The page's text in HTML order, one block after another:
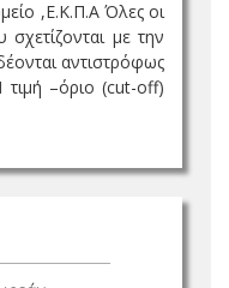
,Ε.Κ.Π.Α Όλες οι
με την
αντιστρόφως
–όριο (cut-off)